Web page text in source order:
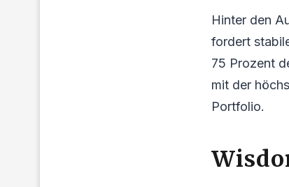
Hinter den
fordert
75 Prozent
mit der
Portfolio.